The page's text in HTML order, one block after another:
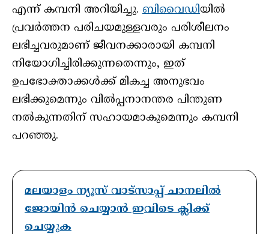
എന്ന് കമ്പനി അറിയിച്ചു. ബിവൈഡിയിൽ
പ്രവർത്തന പരിചയമുള്ളവരും പരിശീലനം
ലഭിച്ചവരുമാണ് ജീവനക്കാരായി കമ്പനി
നിയോഗിച്ചിരിക്കുന്നതെന്നും, ഇത്
ഉപഭോക്താക്കൾക്ക് മികച്ച അനുഭവം
ലഭിക്കുമെന്നും വിൽപ്പനാനന്തര പിന്തുണ
നൽകുന്നതിന് സഹായമാകുമെന്നും കമ്പനി
പറഞ്ഞു.
മലയാളം ന്യൂസ് വാട്സാപ്പ് ചാനലിൽ
ജോയിൻ ചെയ്യാൻ ഇവിടെ ക്ലിക്ക്
ചെയ്യുക